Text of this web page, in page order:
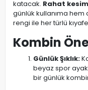
katacak. Rahat
günlük kullanıma
rengi ile her türlü
Kombin
Günlük Şıklık:
beyaz spor
bir günlük